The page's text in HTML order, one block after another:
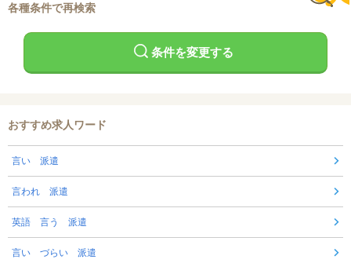
各種条件で再検索
条件を変更する
おすすめ求人ワード
言い 派遣
言われ 派遣
英語 言う 派遣
言い づらい 派遣